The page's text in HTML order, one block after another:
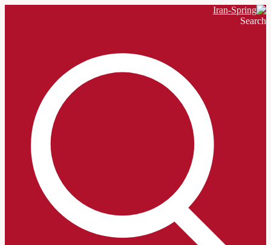
Search